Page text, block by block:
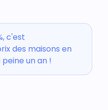
c'est
des maisons en
un an !